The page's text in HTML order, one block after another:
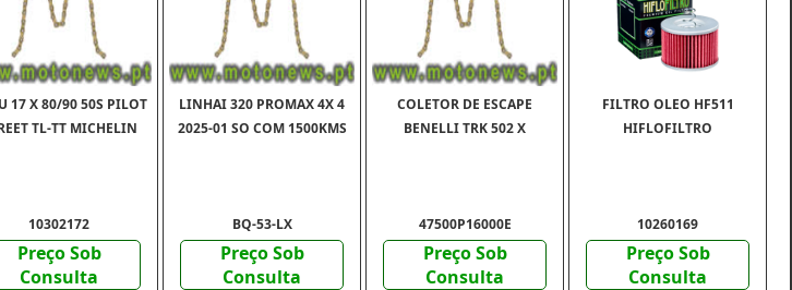
17 X 80/90 50S PILOT
TL-TT MICHELIN
10302172
Preço Sob
Consulta
LINHAI 320 PROMAX 4X 4
2025-01 SO COM 1500KMS
BQ-53-LX
Preço Sob
Consulta
COLETOR DE ESCAPE
BENELLI TRK 502 X
47500P16000E
Preço Sob
Consulta
FILTRO OLEO HF511
HIFLOFILTRO
10260169
Preço Sob
Consulta